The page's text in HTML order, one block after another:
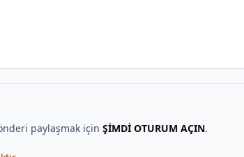
paylaşmak için ŞİMDİ OTURUM AÇIN.